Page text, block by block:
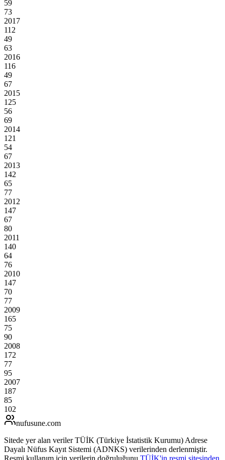
59
73
2017
112
49
63
2016
116
49
67
2015
125
56
69
2014
121
54
67
2013
142
65
77
2012
147
67
80
2011
140
64
76
2010
147
70
77
2009
165
75
90
2008
172
77
95
2007
187
85
102
nufusune.com
Sitede yer alan veriler TÜİK (Türkiye İstatistik Kurumu) Adrese
Dayalı Nüfus Kayıt Sistemi (ADNKS) verilerinden derlenmiştir.
Resmi kullanım için verilerin doğruluğunu TÜİK'in resmi sitesinden